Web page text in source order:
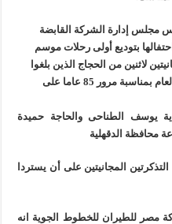
إدارة الشركة القابضة
بتوديع أولى رحلات موسم
لاثنين من الحجاج الذين بلغوا
85 عاما في اطار احتفالات الشركة هذا العام بمناسبة مرور 85 عاما على
يوسف الطناحى والحاجة حميدة
محافظة الدقهلية
المجانيتين على أن يستردا
للطيران للخطوط الجوية انه